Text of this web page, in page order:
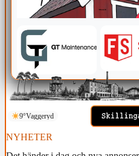
9°Vaggeryd
NYHETER